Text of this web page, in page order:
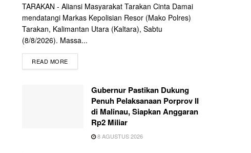
TARAKAN - Aliansi Masyarakat Tarakan Cinta Damai
mendatangi Markas Kepolisian Resor (Mako Polres)
Tarakan, Kalimantan Utara (Kaltara), Sabtu
(8/8/2026). Massa...
READ MORE
Gubernur Pastikan Dukung
Penuh Pelaksanaan Porprov II
di Malinau, Siapkan Anggaran
Rp2 Miliar
8 AGUSTUS 2026